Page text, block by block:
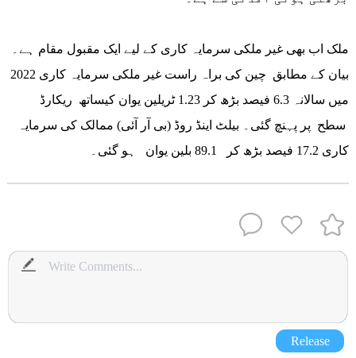
ملک اب بھی غیر ملکی سرمایہ کاری کے لیے ایک مقبول مقام ہے۔
بیان کے مطابق چین کی براہ راست غیر ملکی سرمایہ کاری 2022
میں سالانہ 6.3 فیصد بڑھ کر 1.23 ٹریلین یوان کیساتھ ریکارڈ
سطح پر پہنچ گئی۔ بیلٹ اینڈ روڈ (بی آر آئی) ممالک کی سرمایہ
کاری 17.2 فیصد بڑھ کر 89.1 بلین یوان ہو گئی۔
Release